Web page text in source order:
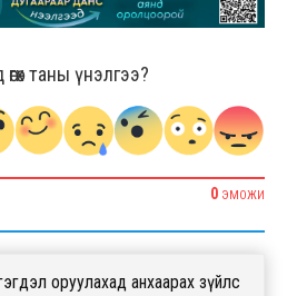
таны үнэлгээ?
0 ЭМОЖИ
оруулахад анхаарах зүйлс